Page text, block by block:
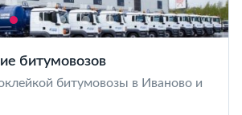
битумовозов
битумовозы в Иваново и